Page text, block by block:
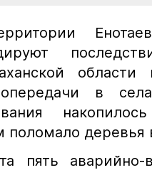
в
поломало деревья
пять